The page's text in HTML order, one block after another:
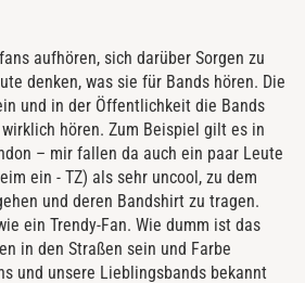
aufhören, sich darüber Sorgen zu
denken, was sie für Bands hören. Die
und in der Öffentlichkeit die Bands
hören. Zum Beispiel gilt es in
– mir fallen da auch ein paar Leute
ein - TZ) als sehr uncool, zu dem
und deren Bandshirt zu tragen.
ein Trendy-Fan. Wie dumm ist das
in den Straßen sein und Farbe
und unsere Lieblingsbands bekannt